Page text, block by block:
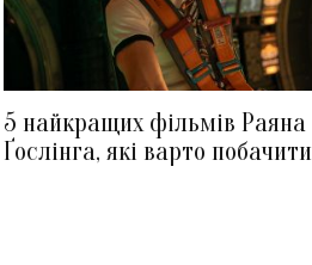
5 найкращих фільмів Раяна
Ґослінга, які варто побачити